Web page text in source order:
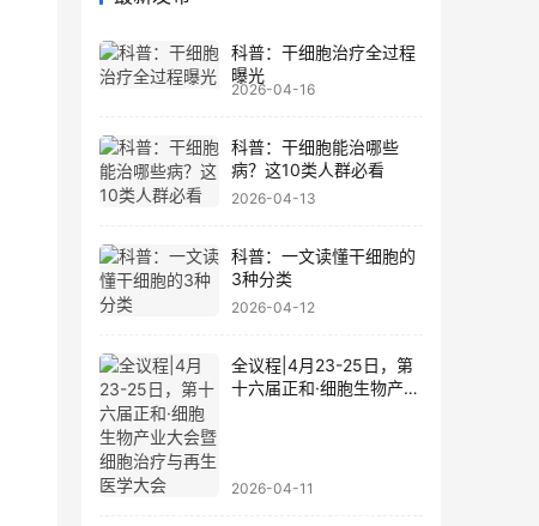
科普：干细胞治疗全过程
曝光
2026-04-16
科普：干细胞能治哪些
病？这10类人群必看
2026-04-13
科普：一文读懂干细胞的
3种分类
2026-04-12
全议程|4月23-25日，第
十六届正和·细胞生物产业
2026-04-11